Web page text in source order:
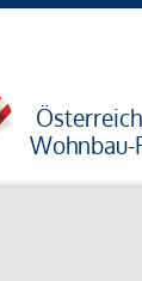
Wohnbau-